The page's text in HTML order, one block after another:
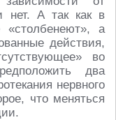
нет. А так как в
«столбенеют», а
действия,
во
два
нервного
что меняться